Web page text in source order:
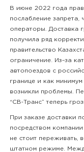
В июне 2022 года
послабление запрета,
операторы. Доставка
получила ряд
правительство
ограничение. Из–за
автопоездов с
границе и как
возникли проблемы.
“СВ-Транс” теперь
При заказе доставки
посредством
не стоит переживать,
штатном режиме.